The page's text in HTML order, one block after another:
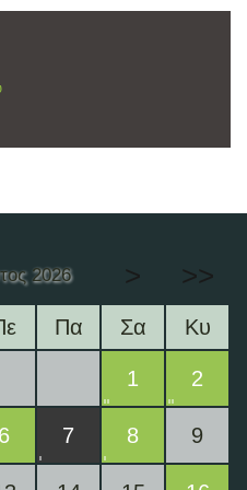
2026 > >>
Πα Σα Κυ
1 2
6 7 8 9